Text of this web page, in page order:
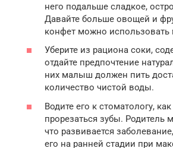
него подальше сладкое,
Давайте больше овощей и
конфет можно использовать
Уберите из рациона соки,
отдайте предпочтение
них малыш должен пить
количество чистой воды.
Водите его к стоматологу,
прорезаться зубы. Родитель
что развивается
его на ранней стадии при